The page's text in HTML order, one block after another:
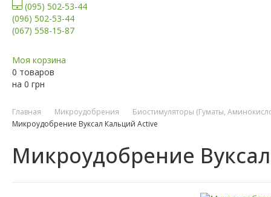
(095) 502-53-44
(096) 502-53-44
(067) 558-15-87
Моя корзина
0 товаров
на 0 грн
Главная Микроудобрения
Биостимуляторы (Гуматы,
Микроудобрение Вуксал Кальций Active
Микроудобрение